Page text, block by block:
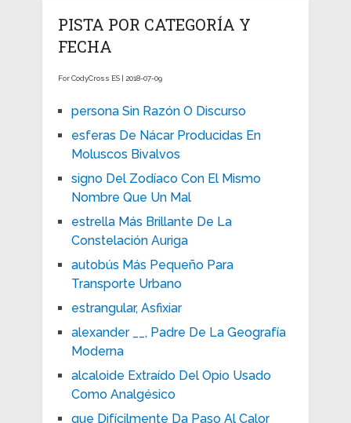
PISTA POR CATEGORÍA Y
FECHA
For CodyCross ES | 2018-07-09
persona Sin Razón O Discurso
esferas De Nácar Producidas En
Moluscos Bivalvos
signo Del Zodíaco Con El Mismo
Nombre Que Un Mal
estrella Más Brillante De La
Constelación Auriga
autobús Más Pequeño Para
Transporte Urbano
estrangular, Asfixiar
alexander __, Padre De La Geografía
Moderna
alcaloide Extraído Del Opio Usado
Como Analgésico
que Difícilmente Da Paso Al Calor